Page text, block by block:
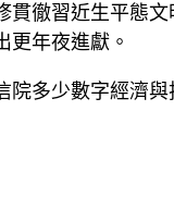
貫徹習近生平態
更年夜進獻。
院多少數字經濟與